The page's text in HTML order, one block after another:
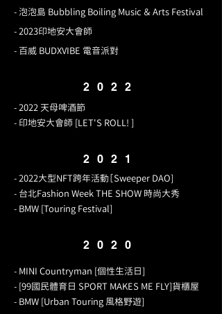
- 泡泡島 Bubbling Boiling Music ＆ Arts Festival
- 2023印地安大會師
- 百威 BUDXVIBE 電音派對
2022
- 2022 天母啤酒節
- 印地安大會師 [LET'S ROLL! ]
2021
- 2022大型NFT跨年活動［Sweeper DAO]
- 台北Fashion Week THE SHOW 時尚大秀
- BMW [Touring Festival]
2020
- MINI Countryman [個性生活日]
- [99國民體育日 SPORT MAKES ME FLY]貨櫃屋
- BMW [Urban Touring 風格野遊]